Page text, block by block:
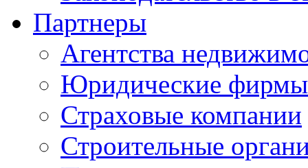
Партнеры
Агентства
Юридические фирмы
Страховые компании
Строительные